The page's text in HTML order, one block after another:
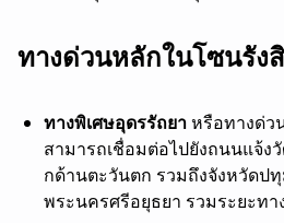
ทางด่วนหลักในโซนรัง
ทางพิเศษอุดรรัถยาหรือทางด่ว
สามารถเชื่อมต่อไปยังถนนแจ้
กด้านตะวันตก รวมถึงจังหวัดป
พระนครศรีอยุธยา รวมระยะทา